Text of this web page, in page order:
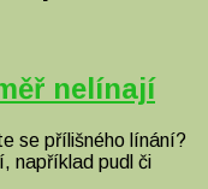
nelínají
se přílišného línání?
například pudl či